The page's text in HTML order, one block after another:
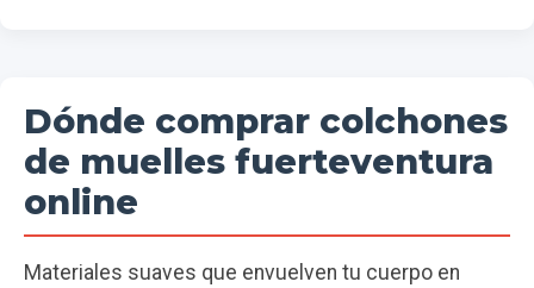
Dónde comprar colchones
de muelles fuerteventura
online
Materiales suaves que envuelven tu cuerpo en